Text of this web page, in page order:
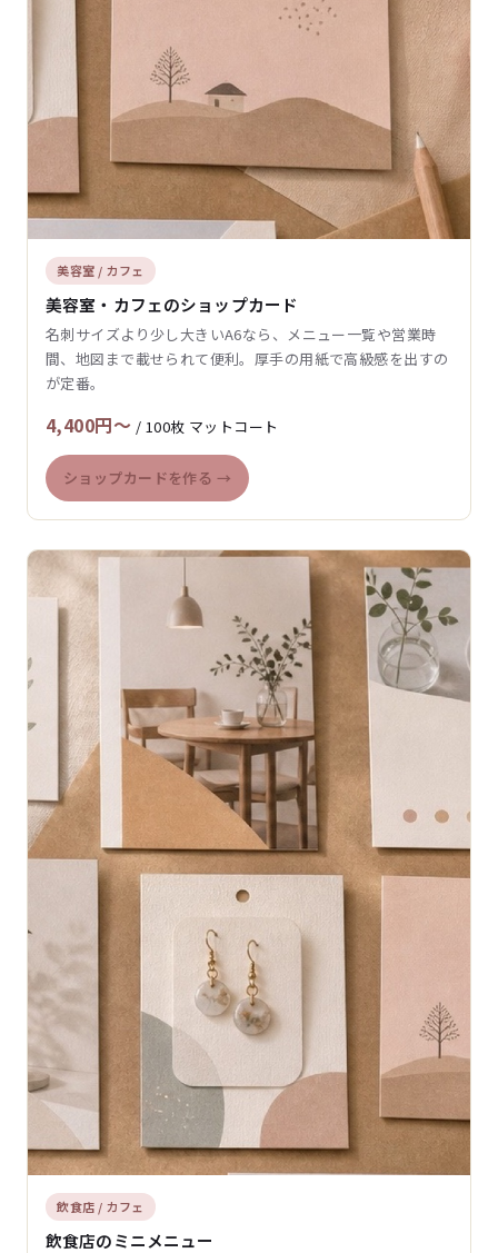
美容室 / カフェ
美容室・カフェのショップカード
名刺サイズより少し大きいA6なら、メニュー一覧や営業時
間、地図まで載せられて便利。厚手の用紙で高級感を出すの
が定番。
4,400円〜 / 100枚 マットコート
ショップカードを作る →
飲食店 / カフェ
飲食店のミニメニュー